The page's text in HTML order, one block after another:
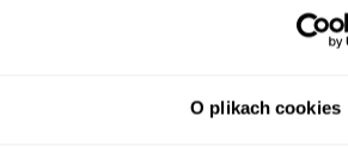
O plikach cookies